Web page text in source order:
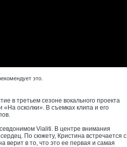
это.
в третьем сезоне вокального проекта
осколки». В съемках клипа и его
Vialiti. В центре внимания
По сюжету, Кристина встречается с
верит в то, что это ее первая и самая